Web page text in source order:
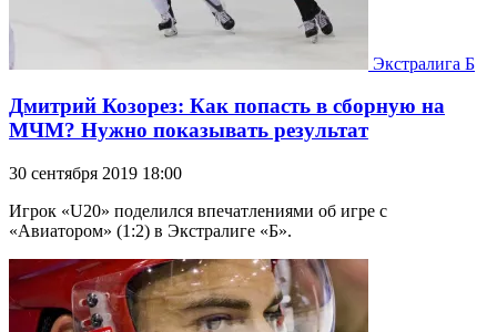
Экстралига Б
Дмитрий Козорез: Как попасть в сборную на
МЧМ? Нужно показывать результат
30 сентября 2019 18:00
Игрок «U20» поделился впечатлениями об игре с
«Авиатором» (1:2) в Экстралиге «Б».